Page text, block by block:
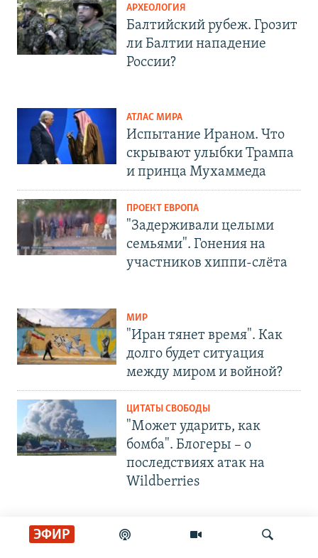
ЭФИР
АРХЕОЛОГИЯ
Балтийский рубеж. Грозит
ли Балтии нападение
России?
АТЛАС МИРА
Испытание Ираном. Что
скрывают улыбки Трампа
и принца Мухаммеда
ПРОЕКТ ЕВРОПА
"Задерживали целыми
семьями". Гонения на
участников хиппи-слёта
МИР
"Иран тянет время". Как
долго будет ситуация
между миром и войной?
ЦИТАТЫ СВОБОДЫ
"Может ударить, как
бомба". Блогеры – о
последствиях атак на
Wildberries
СОЦИАЛЬНЫЕ СЕТИ